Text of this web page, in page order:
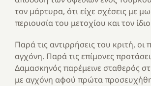
τον μάρτυρα, ότι είχε σχέσεις με
περιουσία του μετοχίου και τον
Παρά τις αντιρρήσεις του κριτή,
αγχόνη. Παρά τις επίμονες
Δαμασκηνός παρέμεινε σταθερός
με αγχόνη αφού πρώτα